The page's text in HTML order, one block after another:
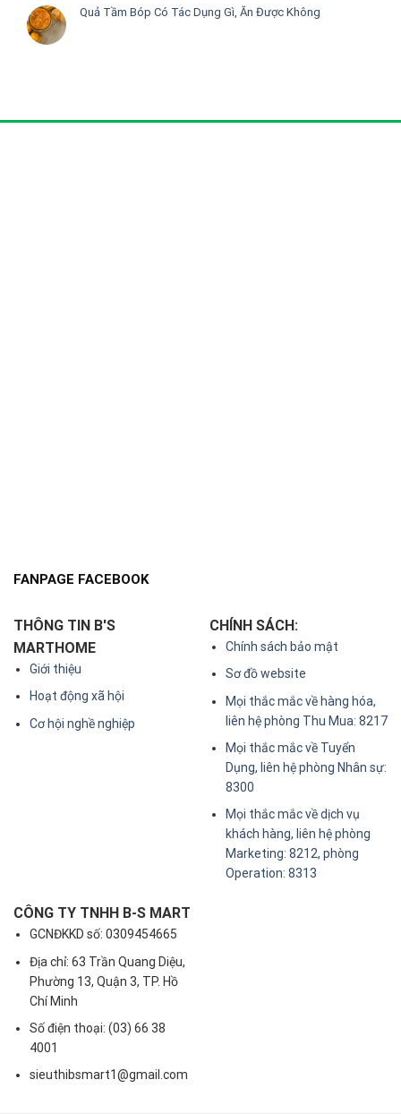
Quả Tầm Bóp Có Tác Dụng Gì, Ăn Được Không
FANPAGE FACEBOOK
THÔNG TIN B'S
MARTHOME
Giới thiệu
Hoạt động xã hội
Cơ hội nghề nghiệp
CHÍNH SÁCH:
Chính sách bảo mật
Sơ đồ website
Mọi thắc mắc về hàng hóa,
liên hệ phòng Thu Mua: 8217
Mọi thắc mắc về Tuyển
Dụng, liên hệ phòng Nhân sự:
8300
Mọi thắc mắc về dịch vụ
khách hàng, liên hệ phòng
Marketing: 8212, phòng
Operation: 8313
CÔNG TY TNHH B-S MART
GCNĐKKD số: 0309454665
Địa chỉ: 63 Trần Quang Diệu,
Phường 13, Quận 3, TP. Hồ
Chí Minh
Số điện thoại: (03) 66 38
4001
sieuthibsmart1@gmail.com